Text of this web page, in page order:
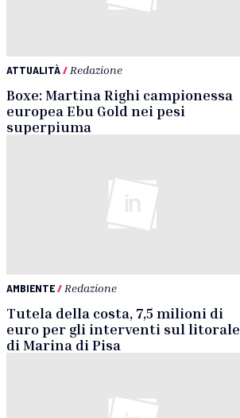
ATTUALITÀ/ Redazione
Boxe: Martina Righi campionessa
europea Ebu Gold nei pesi
superpiuma
AMBIENTE/ Redazione
Tutela della costa, 7,5 milioni di
euro per gli interventi sul litorale
di Marina di Pisa